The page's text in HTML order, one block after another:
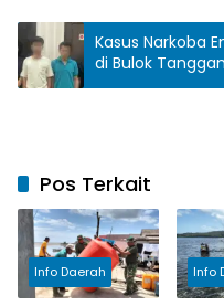
Kasus Narkoba
di Bulok
Pos Terkait
Info Daerah Info